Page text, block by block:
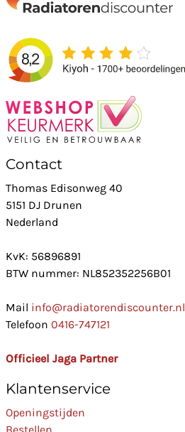
Contact
Thomas Edisonweg 40
5151 DJ Drunen
Nederland
KvK: 56896891
BTW nummer: NL852352256B01
Mail info@radiatorendiscounter.nl
Telefoon 0416-747121
Officieel Jaga Partner
Klantenservice
Openingstijden